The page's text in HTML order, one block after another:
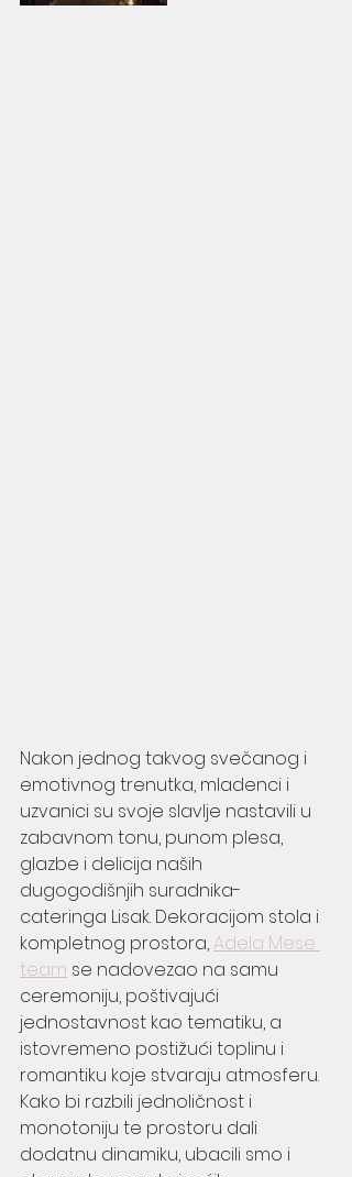
Nakon jednog takvog svečanog i
emotivnog trenutka, mladenci i
uzvanici su svoje slavlje nastavili u
zabavnom tonu, punom plesa,
glazbe i delicija naših
dugogodišnjih suradnika-
cateringa Lisak. Dekoracijom stola i
kompletnog prostora, Adela Mese
team se nadovezao na samu
ceremoniju, poštivajući
jednostavnost kao tematiku, a
istovremeno postižući toplinu i
romantiku koje stvaraju atmosferu.
Kako bi razbili jednoličnost i
monotoniju te prostoru dali
dodatnu dinamiku, ubacili smo i